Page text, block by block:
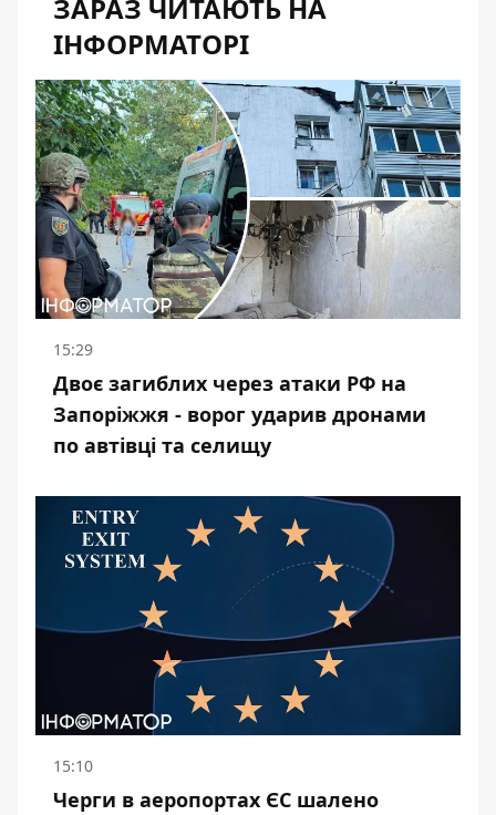
ЗАРАЗ ЧИТАЮТЬ НА
ІНФОРМАТОРІ
15:29
Двоє загиблих через атаки РФ на
Запоріжжя - ворог ударив дронами
по автівці та селищу
15:10
Черги в аеропортах ЄС шалено